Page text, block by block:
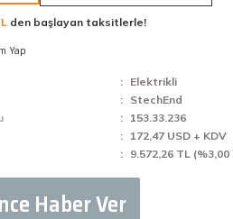
den başlayan taksitlerle!
Yap
Elektrikli
StechEnd
153.33.236
172,47 USD + KDV
9.572,26 TL
Haber Ver